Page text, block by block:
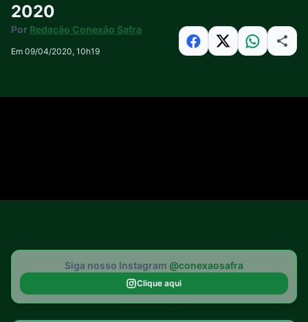
2020
Por Redação Conexão Safra
Em 09/04/2020, 10h19
Siga nosso Instagram @conexaosafra
Clique aqui